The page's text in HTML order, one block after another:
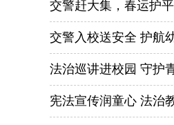
交警赶大集，春运护
交警入校送安全 护航
法治巡讲进校园 守护
宪法宣传润童心 法治